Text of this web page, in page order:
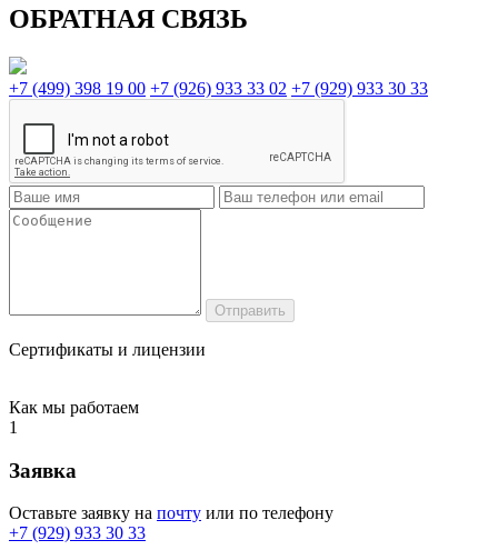
ОБРАТНАЯ СВЯЗЬ
+7 (499) 398 19 00 +7 (926) 933 33 02 +7 (929) 933 30 33
Сертификаты и лицензии
Как мы работаем
1
Заявка
Оставьте заявку на почту или по телефону
+7 (929) 933 30 33